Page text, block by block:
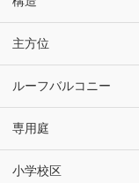
主方位
ルーフバルコニー
専用庭
小学校区